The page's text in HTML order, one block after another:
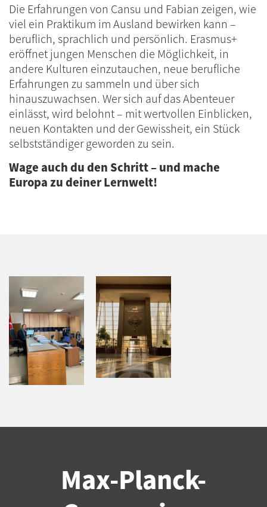
Die Erfahrungen von Cansu und Fabian zeigen, wie
viel ein Praktikum im Ausland bewirken kann –
beruflich, sprachlich und persönlich. Erasmus+
eröffnet jungen Menschen die Möglichkeit, in
andere Kulturen einzutauchen, neue berufliche
Erfahrungen zu sammeln und über sich
hinauszuwachsen. Wer sich auf das Abenteuer
einlässt, wird belohnt – mit wertvollen Einblicken,
neuen Kontakten und der Gewissheit, ein Stück
selbstständiger geworden zu sein.
Wage auch du den Schritt – und mache
Europa zu deiner Lernwelt!
Max-Planck-